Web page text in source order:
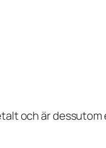
och är